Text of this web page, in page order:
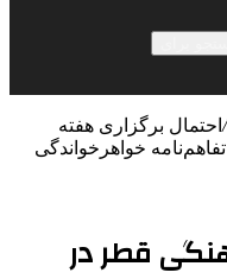
/ احتمال برگزاری هفته
خواهرخواندگی
قطر در